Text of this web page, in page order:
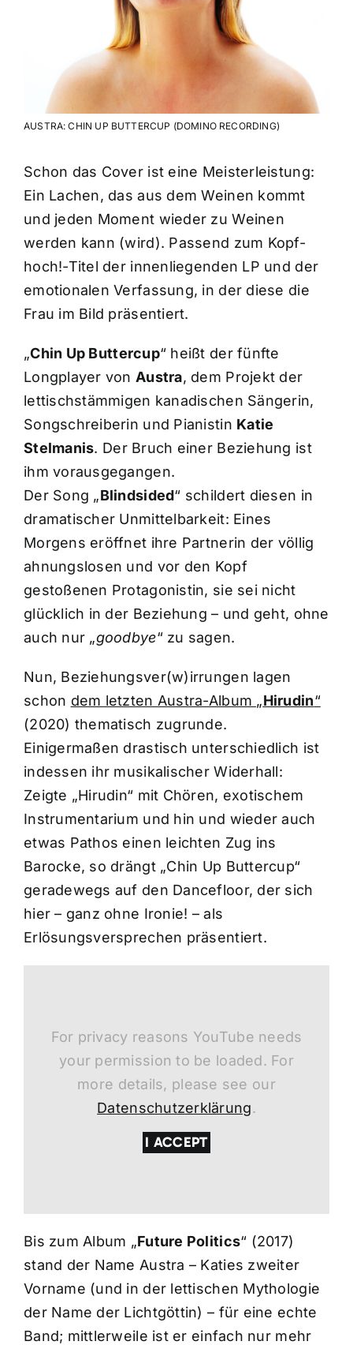
AUSTRA: CHIN UP BUTTERCUP (DOMINO RECORDING)
Schon das Cover ist eine Meisterleistung:
Ein Lachen, das aus dem Weinen kommt
und jeden Moment wieder zu Weinen
werden kann (wird). Passend zum Kopf-
hoch!-Titel der innenliegenden LP und der
emotionalen Verfassung, in der diese die
Frau im Bild präsentiert.
„Chin Up Buttercup“ heißt der fünfte
Longplayer von Austra, dem Projekt der
lettischstämmigen kanadischen Sängerin,
Songschreiberin und Pianistin Katie
Stelmanis. Der Bruch einer Beziehung ist
ihm vorausgegangen.
Der Song „Blindsided“ schildert diesen in
dramatischer Unmittelbarkeit: Eines
Morgens eröffnet ihre Partnerin der völlig
ahnungslosen und vor den Kopf
gestoßenen Protagonistin, sie sei nicht
glücklich in der Beziehung – und geht, ohne
auch nur „goodbye“ zu sagen.
Nun, Beziehungsver(w)irrungen lagen
schon dem letzten Austra-Album „Hirudin“
(2020) thematisch zugrunde.
Einigermaßen drastisch unterschiedlich ist
indessen ihr musikalischer Widerhall:
Zeigte „Hirudin“ mit Chören, exotischem
Instrumentarium und hin und wieder auch
etwas Pathos einen leichten Zug ins
Barocke, so drängt „Chin Up Buttercup“
geradewegs auf den Dancefloor, der sich
hier – ganz ohne Ironie! – als
Erlösungsversprechen präsentiert.
For privacy reasons YouTube needs
your permission to be loaded. For
more details, please see our
Datenschutzerklärung.
I ACCEPT
Bis zum Album „Future Politics“ (2017)
stand der Name Austra – Katies zweiter
Vorname (und in der lettischen Mythologie
der Name der Lichtgöttin) – für eine echte
Band; mittlerweile ist er einfach nur mehr